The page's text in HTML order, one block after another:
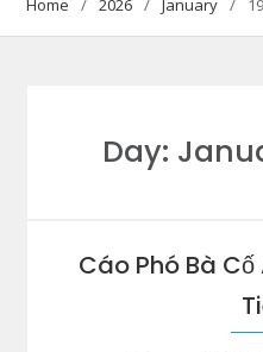
Home 2026 January 19
Day:
Cáo Phó Bà Cố